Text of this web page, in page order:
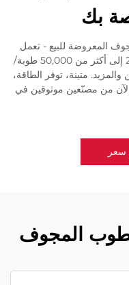
بك
المعروضة للبيع - تعمل
بالهيدروليك، أوتوماتيكية، ومُنتجة من 2000 إلى أكثر من 50,000 طوبة/
متينة، توفر الطاقة،
الآن من مصنّعين موثوقين في
المجوف